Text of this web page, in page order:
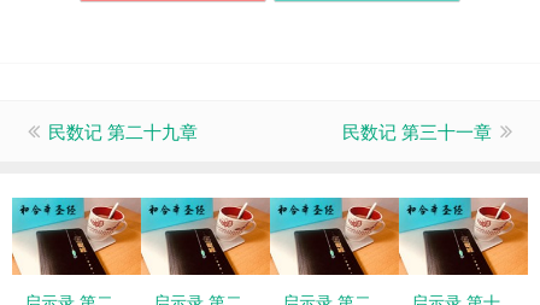
民数记 第二十九章 民数记 第三十一章